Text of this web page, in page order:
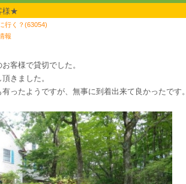
様★
行く？(63054)
報
客様で貸切でした。
きました。
ったようですが、無事に到着出来て良かったです。